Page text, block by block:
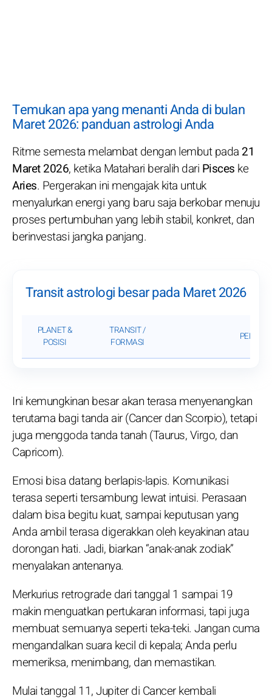
Temukan apa yang menanti Anda di bulan
Maret 2026: panduan astrologi Anda
Ritme semesta melambat dengan lembut pada 21
Maret 2026, ketika Matahari beralih dari Pisces ke
Aries. Pergerakan ini mengajak kita untuk
menyalurkan energi yang baru saja berkobar menuju
proses pertumbuhan yang lebih stabil, konkret, dan
berinvestasi jangka panjang.
Transit astrologi besar pada Maret 2026
PLANET &
POSISI
TRANSIT /
FORMASI
Ini kemungkinan besar akan terasa menyenangkan
terutama bagi tanda air (Cancer dan Scorpio), tetapi
juga menggoda tanda tanah (Taurus, Virgo, dan
Capricorn).
Emosi bisa datang berlapis-lapis. Komunikasi
terasa seperti tersambung lewat intuisi. Perasaan
dalam bisa begitu kuat, sampai keputusan yang
Anda ambil terasa digerakkan oleh keyakinan atau
dorongan hati. Jadi, biarkan “anak-anak zodiak”
menyalakan antenanya.
Merkurius retrograde dari tanggal 1 sampai 19
makin menguatkan pertukaran informasi, tapi juga
membuat semuanya seperti teka-teki. Jangan cuma
mengandalkan suara kecil di kepala; Anda perlu
memeriksa, menimbang, dan memastikan.
Mulai tanggal 11, Jupiter di Cancer kembali